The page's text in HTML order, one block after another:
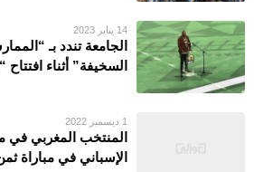
14 يناير 2023
الجامعة تندد بـ
السخيفة” أثناء
1 ديسمبر 2022
المنتخب المغربي في
الإسباني في مباراة